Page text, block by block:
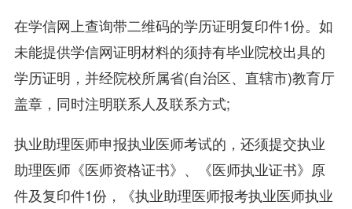
在学信网上查询带二维码的学历证明复印件1份。如
未能提供学信网证明材料的须持有毕业院校出具的
学历证明，并经院校所属省(自治区、直辖市)教育厅
盖章，同时注明联系人及联系方式;
执业助理医师申报执业医师考试的，还须提交执业
助理医师《医师资格证书》、《医师执业证书》原
件及复印件1份，《执业助理医师报考执业医师执业